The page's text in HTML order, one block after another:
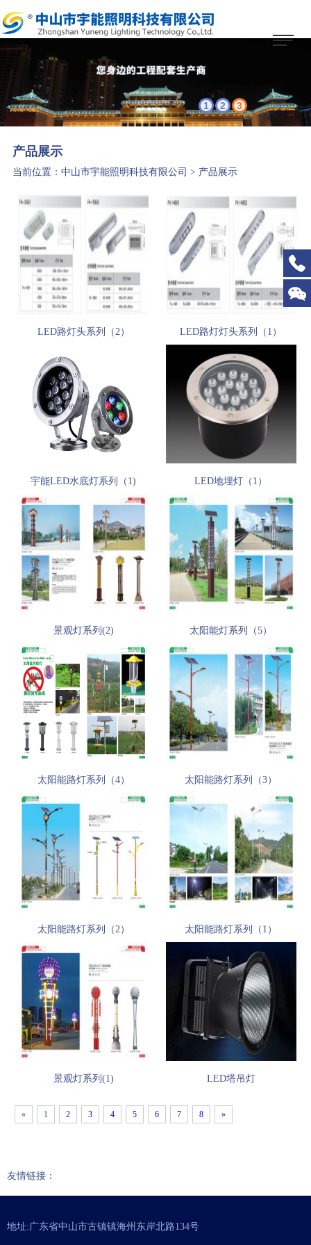
1 2 3
产品展示
当前位置： 中山市宇能照明科技有限公司 > 产品展示
LED路灯头系列（2） LED路灯灯头系列（1）
宇能LED水底灯系列（1) LED地埋灯（1）
景观灯系列(2) 太阳能灯系列（5）
太阳能路灯系列（4） 太阳能路灯系列（3）
太阳能路灯系列（2） 太阳能路灯系列（1）
景观灯系列(1) LED塔吊灯
« 1 2 3 4 5 6 7 8 »
友情链接：
地址:广东省中山市古镇镇海州东岸北路134号